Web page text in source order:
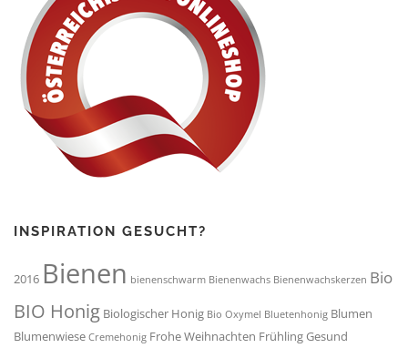
INSPIRATION GESUCHT?
2016 Bienen bienenschwarm Bienenwachs Bienenwachskerzen Bio
BIO Honig Biologischer Honig Bio Oxymel Bluetenhonig Blumen
Blumenwiese Cremehonig Frohe Weihnachten FrühlingGesund